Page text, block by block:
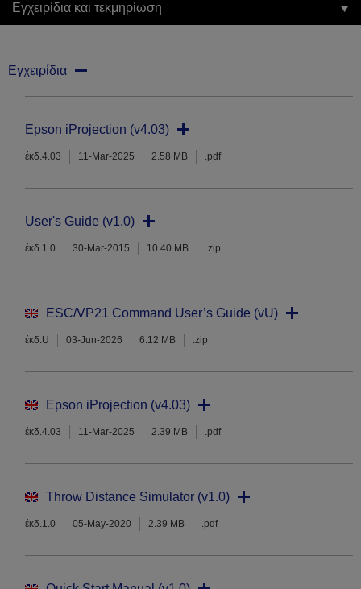
Εγχειρίδια και τεκμηρίωση
Εγχειρίδια
Epson iProjection (v4.03)
έκδ.4.03 11-Mar-2025 2.58 MB .pdf
User's Guide (v1.0)
έκδ.1.0 30-Mar-2015 10.40 MB .zip
ESC/VP21 Command User’s Guide (vU)
έκδ.U 03-Jun-2026 6.12 MB .zip
Epson iProjection (v4.03)
έκδ.4.03 11-Mar-2025 2.39 MB .pdf
Throw Distance Simulator (v1.0)
έκδ.1.0 05-May-2020 2.39 MB .pdf